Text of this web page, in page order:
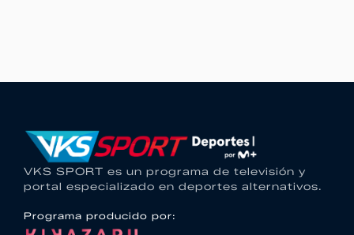
VKS SPORT es un programa de televisión y
portal especializado en deportes alternativos.
Programa producido por: